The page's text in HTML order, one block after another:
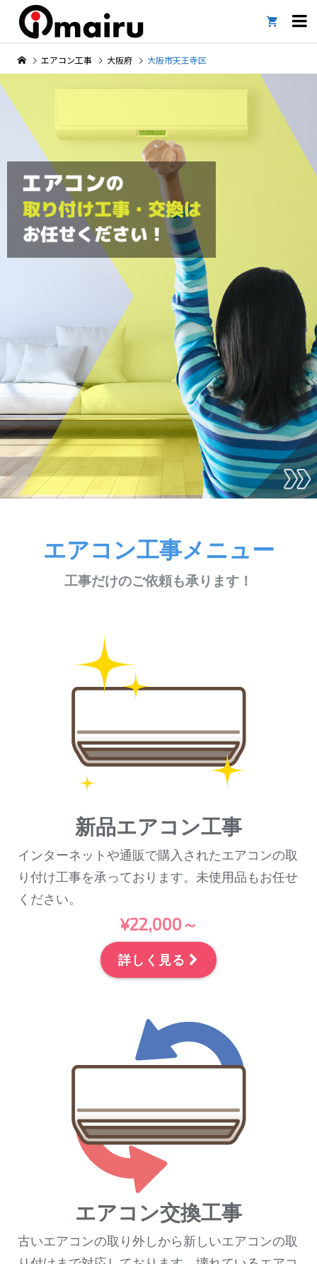

エアコン工事 大阪府 大阪市天王寺区
エアコン工事メニュー
工事だけのご依頼も承ります！
新品エアコン工事
インターネットや通販で購入されたエアコンの取
り付け工事を承っております。未使用品もお任せ
ください。
¥22,000～
詳しく見る
エアコン交換工事
古いエアコンの取り外しから新しいエアコンの取